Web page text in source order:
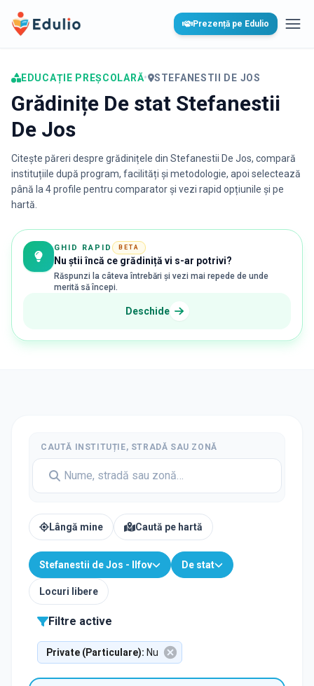
Edulio Prezență pe Edulio
EDUCAȚIE PREȘCOLARĂ• STEFANESTII DE JOS
Grădinițe De stat Stefanestii
De Jos
Citește păreri despre grădinițele din Stefanestii De Jos, compară
instituțiile după program, facilități și metodologie, apoi selectează
până la 4 profile pentru comparator și vezi rapid opțiunile și pe
hartă.
GHID RAPID BETA
Nu știi încă ce grădiniță vi s-ar potrivi?
Răspunzi la câteva întrebări și vezi mai repede de unde
merită să începi.
Deschide
CAUTĂ INSTITUȚIE, STRADĂ SAU ZONĂ
Lângă mine Caută pe hartă
Stefanestii de Jos - Ilfov De stat
Locuri libere
Filtre active
Private (Particulare): Nu